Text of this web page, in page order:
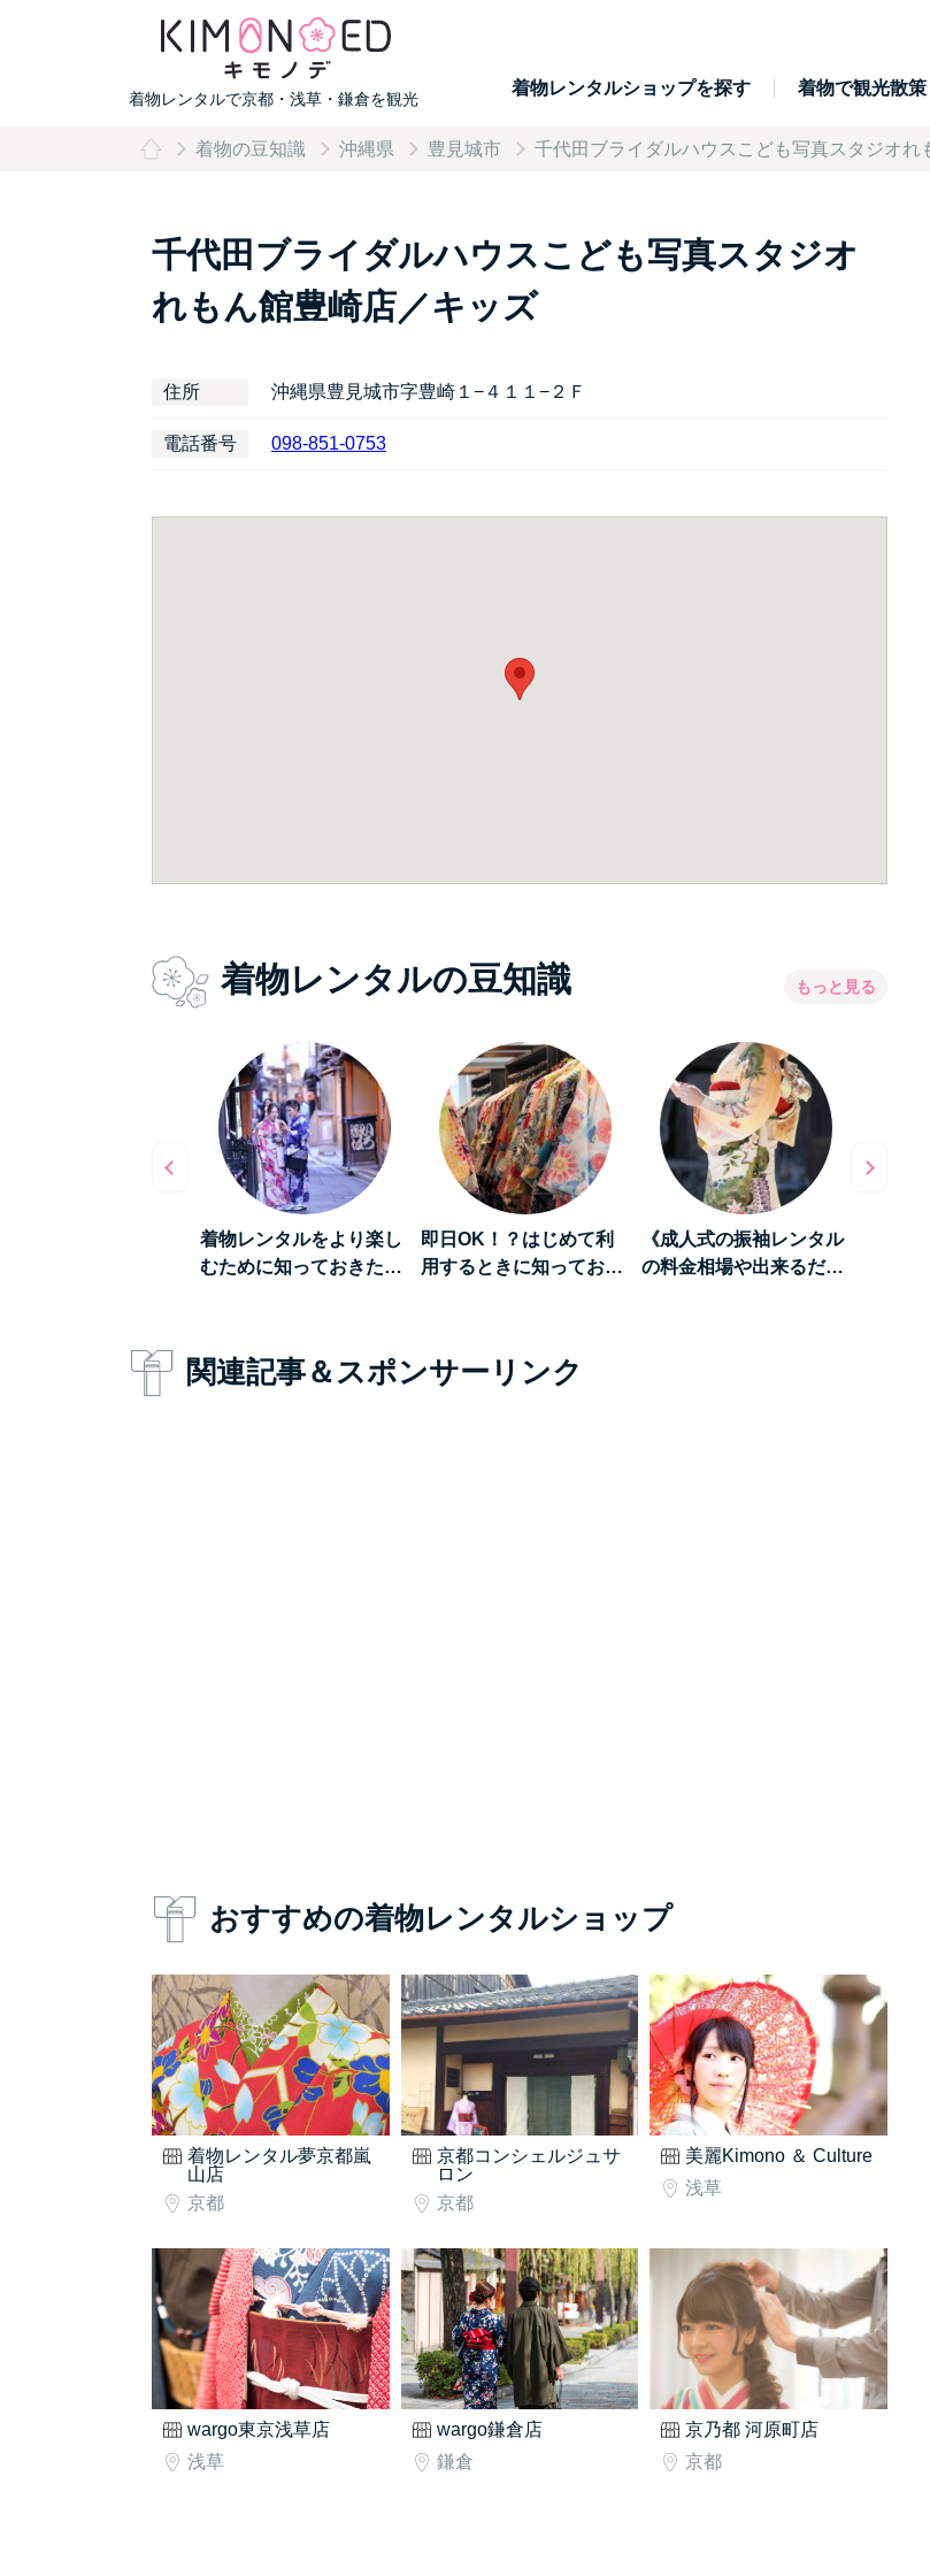
着物レンタルで京都・浅草・鎌倉を観光
着物レンタルショップを探す 着物で観光散策
着物の豆知識 沖縄県 豊見城市 千代田ブライダルハウスこども写真スタジオ
千代田ブライダルハウスこども写真スタジオ
れもん館豊崎店／キッズ
住所 沖縄県豊見城市字豊崎１−４１１−２Ｆ
電話番号 098-851-0753
着物レンタルの豆知識 もっと見る
着物レンタルをより楽し
むために知っておきた…
即日OK！？はじめて利
用するときに知ってお…
《成人式の振袖レンタル
の料金相場や出来るだ…
「京
関連記事＆スポンサーリンク
おすすめの着物レンタルショップ
着物レンタル夢京都嵐
山店
京都
京都コンシェルジュサ
ロン
京都
美麗Kimono ＆ Culture
浅草
wargo東京浅草店
浅草
wargo鎌倉店
鎌倉
京乃都 河原町店
京都